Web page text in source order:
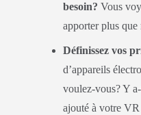
besoin? Vous
apporter plus que
Définissez vos
d’appareils
voulez-vous? Y
ajouté à votre